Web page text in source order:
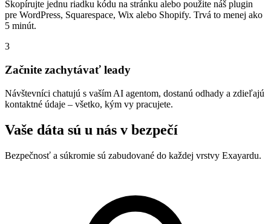
Skopírujte jednu riadku kódu na stránku alebo použite náš plugin
pre WordPress, Squarespace, Wix alebo Shopify. Trvá to menej ako
5 minút.
3
Začnite zachytávať leady
Návštevníci chatujú s vaším AI agentom, dostanú odhady a zdieľajú
kontaktné údaje – všetko, kým vy pracujete.
Vaše dáta sú u nás v bezpečí
Bezpečnosť a súkromie sú zabudované do každej vrstvy Exayardu.